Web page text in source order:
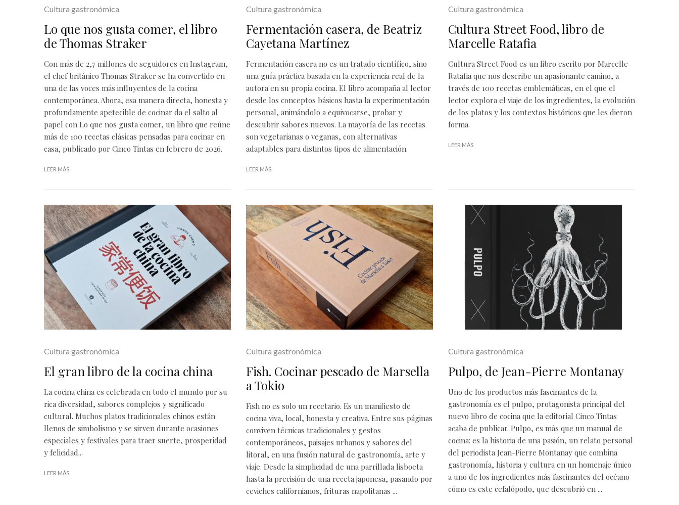
Cultura gastronómica
Lo que nos gusta comer, el libro
de Thomas Straker
Con más de 2,7 millones de seguidores en Instagram,
el chef británico Thomas Straker se ha convertido en
una de las voces más influyentes de la cocina
contemporánea. Ahora, esa manera directa, honesta y
profundamente apetecible de cocinar da el salto al
papel con Lo que nos gusta comer, un libro que reúne
más de 100 recetas clásicas pensadas para cocinar en
casa, publicado por Cinco Tintas en febrero de 2026.
LEER MÁS
Cultura gastronómica
Fermentación casera, de Beatriz
Cayetana Martínez
Fermentación casera no es un tratado científico, sino
una guía práctica basada en la experiencia real de la
autora en su propia cocina. El libro acompaña al lector
desde los conceptos básicos hasta la experimentación
personal, animándolo a equivocarse, probar y
descubrir sabores nuevos. La mayoría de las recetas
son vegetarianas o veganas, con alternativas
adaptables para distintos tipos de alimentación.
LEER MÁS
Cultura gastronómica
Cultura Street Food, libro de
Marcelle Ratafia
Cultura Street Food es un libro escrito por Marcelle
Ratafia que nos describe un apasionante camino, a
través de 100 recetas emblemáticas, en el que el
lector explora el viaje de los ingredientes, la evolución
de los platos y los contextos históricos que les dieron
forma.
LEER MÁS
Cultura gastronómica
El gran libro de la cocina china
La cocina china es celebrada en todo el mundo por su
rica diversidad, sabores complejos y significado
cultural. Muchos platos tradicionales chinos están
llenos de simbolismo y se sirven durante ocasiones
especiales y festivales para traer suerte, prosperidad
y felicidad...
LEER MÁS
Cultura gastronómica
Fish. Cocinar pescado de Marsella
a Tokio
Fish no es solo un recetario. Es un manifiesto de
cocina viva, local, honesta y creativa. Entre sus páginas
conviven técnicas tradicionales y gestos
contemporáneos, paisajes urbanos y sabores del
litoral, en una fusión natural de gastronomía, arte y
viaje. Desde la simplicidad de una parrillada lisboeta
hasta la precisión de una receta japonesa, pasando por
ceviches californianos, frituras napolitanas ...
Cultura gastronómica
Pulpo, de Jean-Pierre Montanay
Uno de los productos más fascinantes de la
gastronomía es el pulpo, protagonista principal del
nuevo libro de cocina que la editorial Cinco Tintas
acaba de publicar. Pulpo, es más que un manual de
cocina: es la historia de una pasión, un relato personal
del periodista Jean-Pierre Montanay que combina
gastronomía, historia y cultura en un homenaje único
a uno de los ingredientes más fascinantes del océano
cómo es este cefalópodo, que descubrió en ...